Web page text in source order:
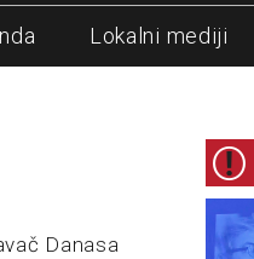
Lokalni mediji
Danasa